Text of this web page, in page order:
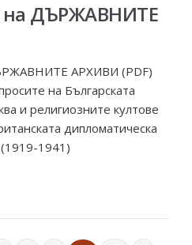
ДЪРЖАВНИТЕ
АРХИВИ (PDF)
на Българската
и религиозните култове
дипломатичeска
1941)